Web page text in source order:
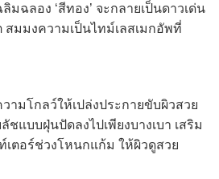
มฉลอง ‘สีทอง’ จะกลายเป็นดาวเด่น
มมงความเป็นไทม์เลสเมกอัพที่
ามโกลว์ให้เปล่งประกายขับผิวสวย
ชแบบฝุ่นปัดลงไปเพียงบางเบา เสริม
เตอร์ช่วงโหนกแก้ม ให้ผิวดูสวย